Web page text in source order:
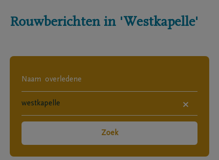
Rouwberichten in 'Westkapelle'
×
Zoek